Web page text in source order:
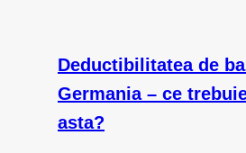
Deductibilitatea de
Germania – ce
asta?